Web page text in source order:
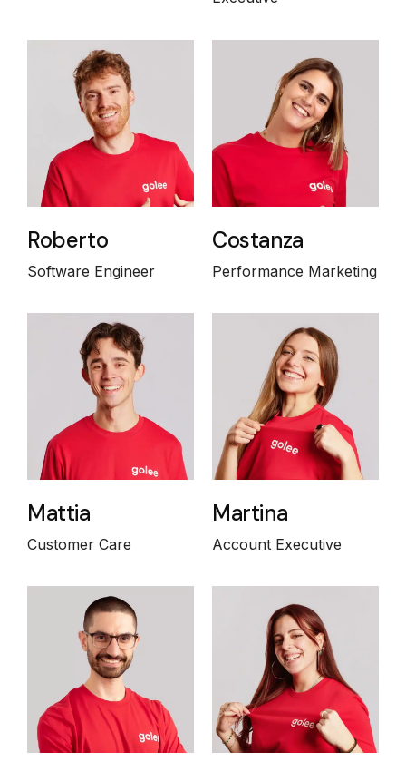
Roberto
Software Engineer
Costanza
Performance Marketing
Mattia
Customer Care
Martina
Account Executive